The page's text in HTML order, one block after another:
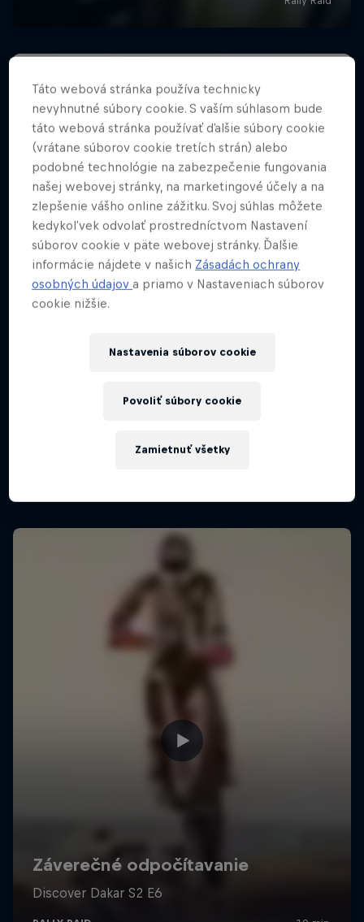
In the Dust
Táto webová stránka používa technicky
nevyhnutné súbory cookie. S vaším súhlasom bude
táto webová stránka používať ďalšie súbory cookie
(vrátane súborov cookie tretích strán) alebo
podobné technológie na zabezpečenie fungovania
našej webovej stránky, na marketingové účely a na
zlepšenie vášho online zážitku. Svoj súhlas môžete
kedykoľvek odvolať prostredníctvom Nastavení
súborov cookie v päte webovej stránky. Ďalšie
informácie nájdete v našich Zásadách ochrany
osobných údajova priamo v Nastaveniach súborov
cookie nižšie.
Nastavenia súborov cookie
Zamietnuť všetky
Povoliť súbory cookie